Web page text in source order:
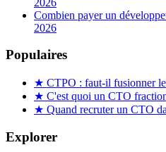
Combien payer un
2026
Populaires
★ CTPO : faut-il fusionner
★ C'est quoi un CTO
★ Quand recruter un CTO
Explorer